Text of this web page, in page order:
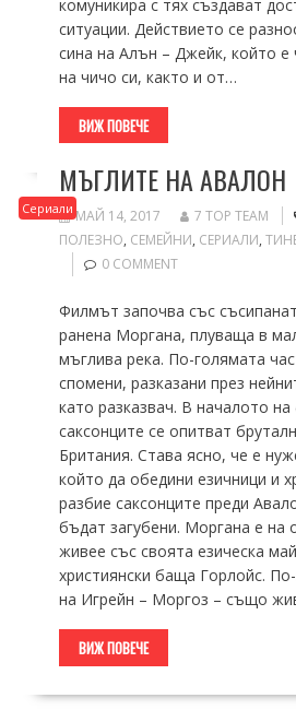
комуникира с тях създават
ситуации. Действието се
сина на Алън – Джейк, който е
на чичо си, както и от…
ВИЖ ПОВЕЧЕ
Сериали
МЪГЛИТЕ НА АВАЛОН
МАЙ 14, 2017 7 TOP TEAM
ПОЛЕЗНО, СЕМЕЙНИ, СЕРИАЛИ,
0 COMMENT
Филмът започва със
ранена Моргана, плуваща в
мъглива река. По-голямата
спомени, разказани през
като разказвач. В началото
саксонците се опитват
Британия. Става ясно, че е
който да обедини езичници и
разбие саксонците преди
бъдат загубени. Моргана е на
живее със своята езическа
християнски баща Горлойс.
на Игрейн – Моргоз – също
ВИЖ ПОВЕЧЕ